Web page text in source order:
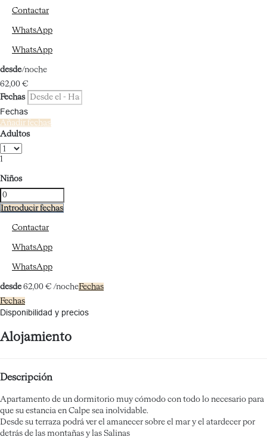
Contactar
WhatsApp
WhatsApp
desde/noche
62,00 €
Fechas
Fechas
Añadir fechas
Adultos
1
Niños
Introducir fechas
Contactar
WhatsApp
WhatsApp
desde 62,00 € /nocheFechas
Fechas
Disponibilidad y precios
Alojamiento
Descripción
Apartamento de un dormitorio muy cómodo con todo lo necesario para
que su estancia en Calpe sea inolvidable.
Desde su terraza podrá ver el amanecer sobre el mar y el atardecer por
detrás de las montañas y las Salinas